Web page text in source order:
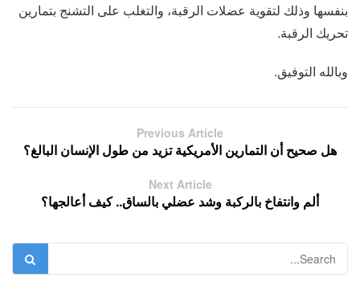
بنفسها وذلك لتقوية عضلات الرقبة، والتغلب على التشنج بتمارين
تحريك الرقبة.
وبالله التوفيق.
Previous Article
هل صحيح أن التمارين الأمريكية تزيد من طول الإنسان البالغ؟
Next Article
ألم وانتفاخ بالركبة وشد عضلي بالساق.. كيف أعالجها؟